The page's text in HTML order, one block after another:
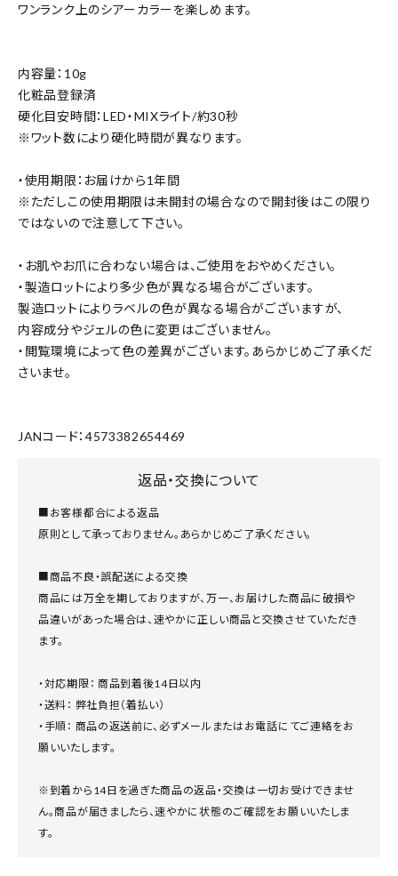
ワンランク上のシアーカラーを楽しめます。
内容量：10g
化粧品登録済
硬化目安時間：LED・MIXライト/約30秒
※ワット数により硬化時間が異なります。
・使用期限：お届けから1年間
※ただしこの使用期限は未開封の場合なので開封後はこの限り
ではないので注意して下さい。
・お肌やお爪に合わない場合は、ご使用をおやめください。
・製造ロットにより多少色が異なる場合がございます。
製造ロットによりラベルの色が異なる場合がございますが、
内容成分やジェルの色に変更はございません。
・閲覧環境によって色の差異がございます。あらかじめご了承くだ
さいませ。
JANコード：4573382654469
返品・交換について
■お客様都合による返品
原則として承っておりません。あらかじめご了承ください。
■商品不良・誤配送による交換
商品には万全を期しておりますが、万一、お届けした商品に破損や
品違いがあった場合は、速やかに正しい商品と交換させていただき
ます。
・対応期限： 商品到着後14日以内
・送料： 弊社負担（着払い）
・手順： 商品の返送前に、必ずメールまたはお電話にてご連絡をお
願いいたします。
※到着から14日を過ぎた商品の返品・交換は一切お受けできませ
ん。商品が届きましたら、速やかに状態のご確認をお願いいたしま
す。